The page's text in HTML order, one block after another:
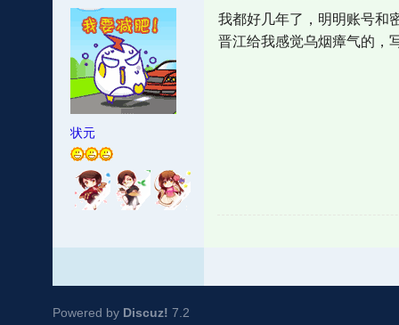
状元
我都好几年了，明明账号和
晋江给我感觉乌烟瘴气的，
Powered by Discuz! 7.2